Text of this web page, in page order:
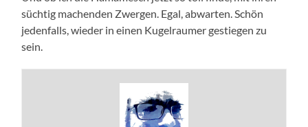
süchtig machenden Zwergen. Egal, abwarten. Schön
jedenfalls, wieder in einen Kugelraumer gestiegen zu
sein.